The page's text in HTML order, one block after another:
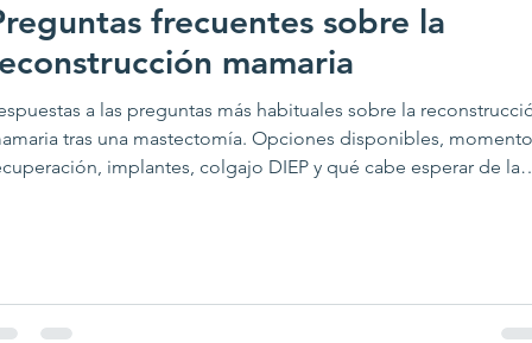
frecuentes sobre la
mamaria
a las preguntas más habituales sobre la
tras una mastectomía. Opciones disponibles,
implantes, colgajo DIEP y qué cabe esperar de la